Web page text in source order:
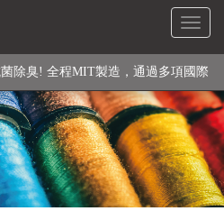
Toggle
), 機能貼身衣物No. 1
除臭! 全程MIT製造，通過多項國際
檢驗
PP能量護膝! 支撐. 包覆感. 超透氣.
循環好